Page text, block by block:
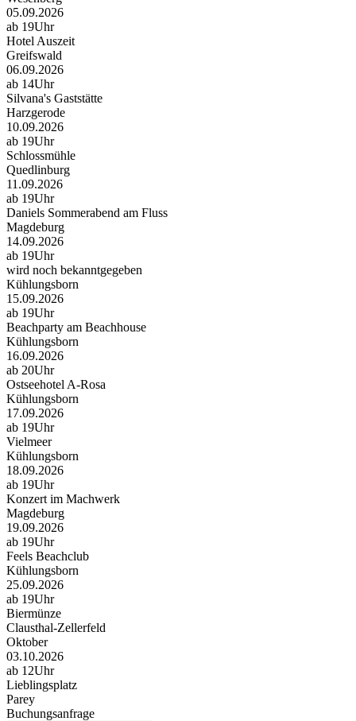
05.09.2026
ab 19Uhr
Hotel Auszeit
Greifswald
06.09.2026
ab 14Uhr
Silvana's Gaststätte
Harzgerode
10.09.2026
ab 19Uhr
Schlossmühle
Quedlinburg
11.09.2026
ab 19Uhr
Daniels Sommerabend am Fluss
Magdeburg
14.09.2026
ab 19Uhr
wird noch bekanntgegeben
Kühlungsborn
15.09.2026
ab 19Uhr
Beachparty am Beachhouse
Kühlungsborn
16.09.2026
ab 20Uhr
Ostseehotel A-Rosa
Kühlungsborn
17.09.2026
ab 19Uhr
Vielmeer
Kühlungsborn
18.09.2026
ab 19Uhr
Konzert im Machwerk
Magdeburg
19.09.2026
ab 19Uhr
Feels Beachclub
Kühlungsborn
25.09.2026
ab 19Uhr
Biermünze
Clausthal-Zellerfeld
Oktober
03.10.2026
ab 12Uhr
Lieblingsplatz
Parey
Buchungsanfrage